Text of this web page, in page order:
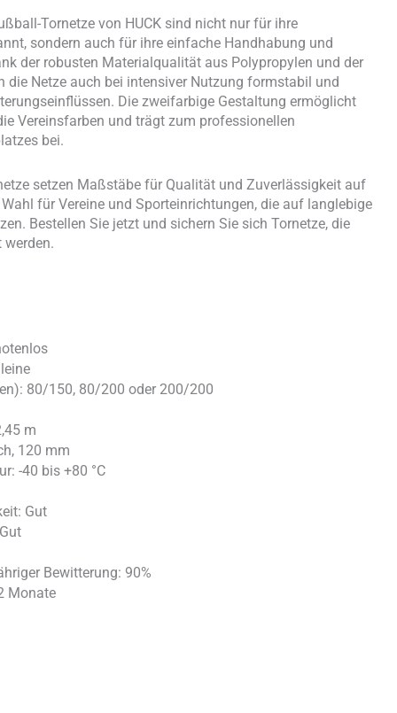
Tornetze von HUCK sind nicht nur für ihre
sondern auch für ihre einfache Handhabung und
der robusten Materialqualität aus Polypropylen und der
die Netze auch bei intensiver Nutzung formstabil und
Die zweifarbige Gestaltung ermöglicht
Vereinsfarben und trägt zum professionellen
bei.
setzen Maßstäbe für Qualität und Zuverlässigkeit auf
für Vereine und Sporteinrichtungen, die auf langlebige
Bestellen Sie jetzt und sichern Sie sich Tornetze, die
werden.
80/150, 80/200 oder 200/200
m
120 mm
-40 bis +80 °C
Gut
Bewitterung: 90%
Monate